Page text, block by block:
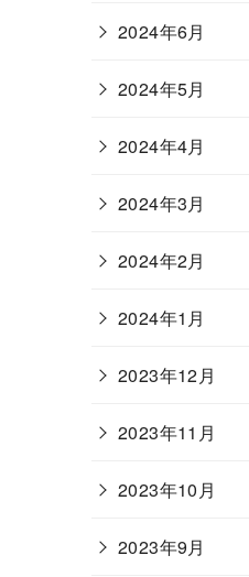
2024年6月
2024年5月
2024年4月
2024年3月
2024年2月
2024年1月
2023年12月
2023年11月
2023年10月
2023年9月